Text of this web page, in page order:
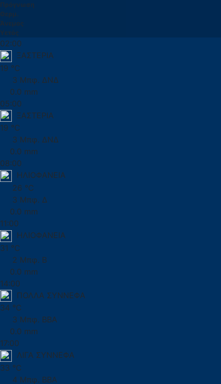
Πρόγνωση
Θερμ.
Άνεμος
Υετός
02:00
ΞΑΣΤΕΡΙΑ
19 °C
3 Μπφ. ΔΝΔ
0.0 mm
05:00
ΞΑΣΤΕΡΙΑ
19 °C
3 Μπφ. ΔΝΔ
0.0 mm
08:00
ΗΛΙΟΦΑΝΕΙΑ
26 °C
3 Μπφ. Δ
0.0 mm
11:00
ΗΛΙΟΦΑΝΕΙΑ
31 °C
2 Μπφ. Β
0.0 mm
14:00
ΠΟΛΛΑ ΣΥΝΝΕΦΑ
34 °C
3 Μπφ. ΒΒΑ
0.0 mm
17:00
ΛΙΓΑ ΣΥΝΝΕΦΑ
33 °C
4 Μπφ. ΒΒΑ